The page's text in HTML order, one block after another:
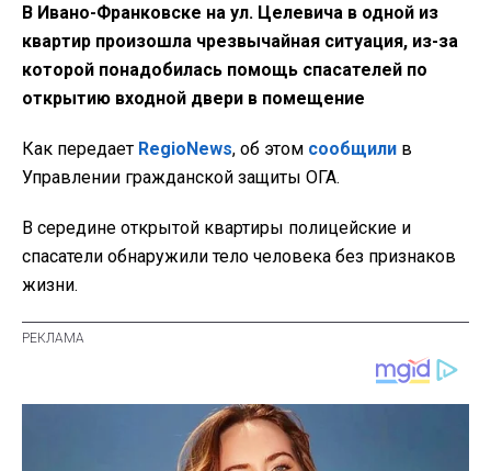
В Ивано-Франковске на ул. Целевича в одной из
квартир произошла чрезвычайная ситуация, из-за
которой понадобилась помощь спасателей по
открытию входной двери в помещение
Как передает RegioNews, об этом сообщили в
Управлении гражданской защиты ОГА.
В середине открытой квартиры полицейские и
спасатели обнаружили тело человека без признаков
жизни.